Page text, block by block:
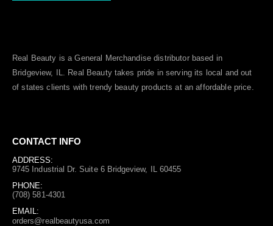
Real Beauty is a General Merchandise distributor based in
Bridgeview, IL.
Real Beautytakes pride in serving its local and out
of states clients with trendy beauty products at an affordable price.
CONTACT INFO
ADDRESS:
9745 Industrial Dr. Suite 6 Bridgeview, IL 60455
PHONE:
(708) 581-4301
EMAIL:
orders@realbeautyusa.com